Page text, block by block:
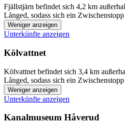
Fjällstjärn befindet sich 4,2 km
Långed, sodass sich ein
Weniger anzeigen
Unterkünfte anzeigen
Kölvattnet
Kölvattnet befindet sich 3,4 km
Långed, sodass sich ein
Weniger anzeigen
Unterkünfte anzeigen
Kanalmuseum Håverud